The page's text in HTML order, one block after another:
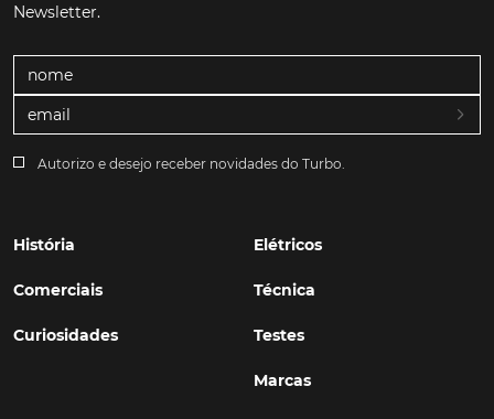
Newsletter.
Autorizo e desejo receber novidades do Turbo.
História
Comerciais
Curiosidades
Elétricos
Técnica
Testes
Marcas